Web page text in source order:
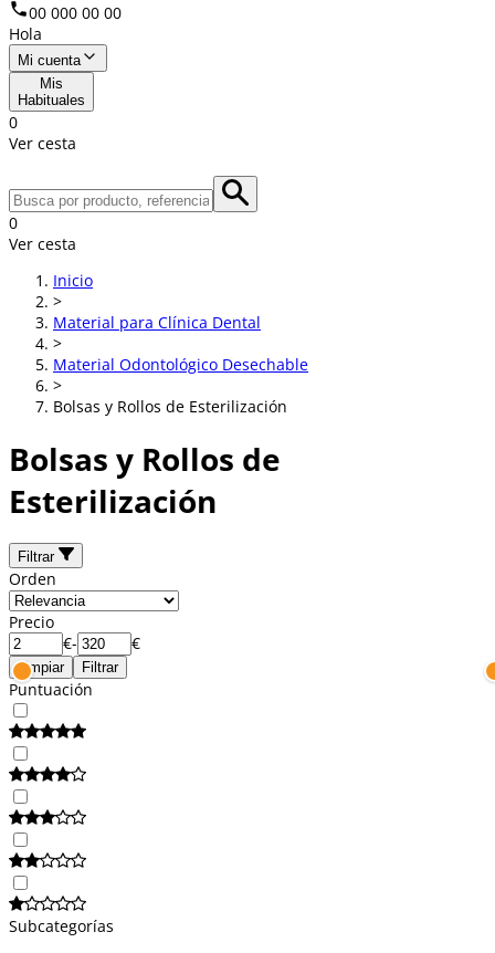
00 000 00 00
Hola
Mi cuenta
Mis
Habituales
0
Ver cesta
0
Ver cesta
Inicio
>
Material para Clínica Dental
>
Material Odontológico Desechable
>
Bolsas y Rollos de Esterilización
Bolsas y Rollos de
Esterilización
Filtrar
Orden
Precio
€- €
Limpiar Filtrar
Puntuación
Subcategorías